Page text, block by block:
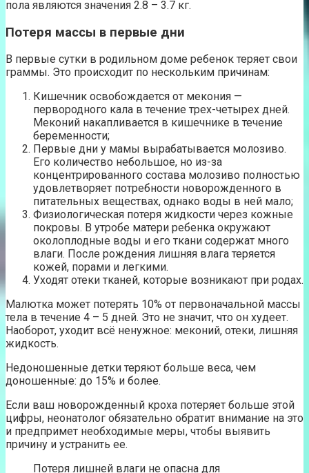
пола являются значения 2.8 – 3.7 кг.
Потеря массы в первые дни
В первые сутки в родильном доме ребенок теряет свои
граммы. Это происходит по нескольким причинам:
Кишечник освобождается от мекония —
первородного кала в течение трех-четырех дней.
Меконий накапливается в кишечнике в течение
беременности;
Первые дни у мамы вырабатывается молозиво.
Его количество небольшое, но из-за
концентрированного состава молозиво полностью
удовлетворяет потребности новорожденного в
питательных веществах, однако воды в ней мало;
Физиологическая потеря жидкости через кожные
покровы. В утробе матери ребенка окружают
околоплодные воды и его ткани содержат много
влаги. После рождения лишняя влага теряется
кожей, порами и легкими.
Уходят отеки тканей, которые возникают при родах.
Малютка может потерять 10% от первоначальной массы
тела в течение 4 – 5 дней. Это не значит, что он худеет.
Наоборот, уходит всё ненужное: меконий, отеки, лишняя
жидкость.
Недоношенные детки теряют больше веса, чем
доношенные: до 15% и более.
Если ваш новорожденный кроха потеряет больше этой
цифры, неонатолог обязательно обратит внимание на это
и предпримет необходимые меры, чтобы выявить
причину и устранить ее.
Потеря лишней влаги не опасна для